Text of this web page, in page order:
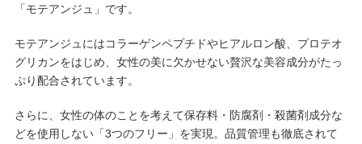
「モテアンジュ」です。
モテアンジュにはコラーゲンペプチドやヒアルロン酸、プロテオ
グリカンをはじめ、女性の美に欠かせない贅沢な美容成分がたっ
ぷり配合されています。
さらに、女性の体のことを考えて保存料・防腐剤・殺菌剤成分な
どを使用しない「3つのフリー」を実現。品質管理も徹底されて